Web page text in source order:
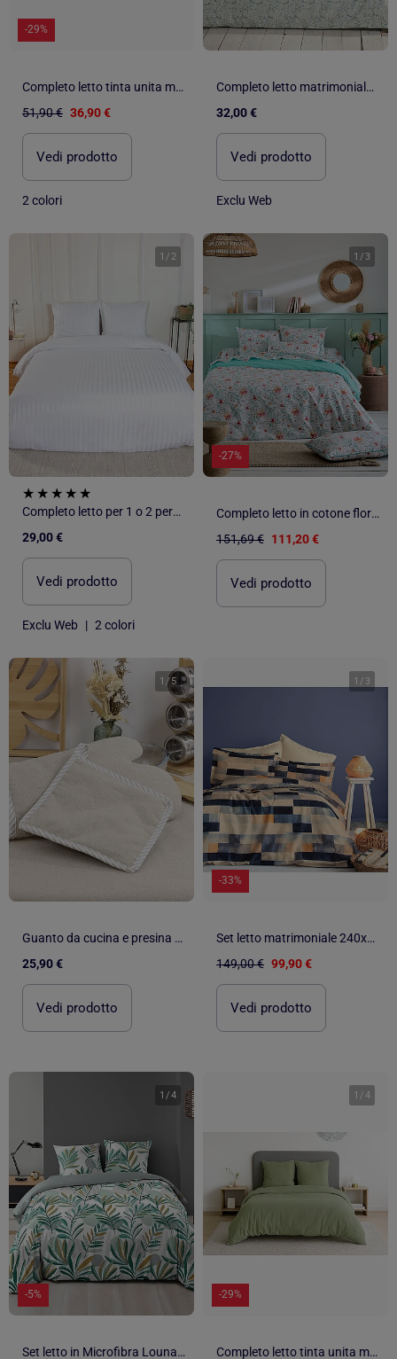
-29%
Completo letto tinta unita micro lavata
51,90 € 36,90 €
Vedi prodotto
2 colori
Completo letto matrimoniale 3 pezzi - Copripiumino + 2 federe
32,00 €
Vedi prodotto
Exclu Web
1 / 2
Completo letto per 1 o 2 persone in raso + 2 federe
29,00 €
Vedi prodotto
Exclu Web | 2 colori
1 /3
-27%
Completo letto in cotone floreale esotico copripiumino + federa
151,69 € 111,20 €
Vedi prodotto
1 /5
Guanto da cucina e presina 100% Lino LINELLE
25,90 €
Vedi prodotto
1 / 3
-33%
Set letto matrimoniale 240x220 cm+2 federe 63x63 cm in raso di cotone
149,00 € 99,90 €
Vedi prodotto
1 /4
-5%
Set letto in Microfibra Louna Douceur d'Intérieur
1 /4
-29%
Completo letto tinta unita micro lavata